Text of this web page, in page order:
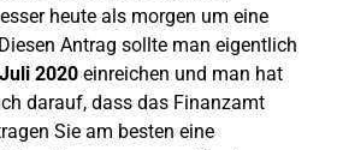
heute als morgen um eine
Antrag sollte man eigentlich
2020 einreichen und man hat
darauf, dass das Finanzamt
Sie am besten eine